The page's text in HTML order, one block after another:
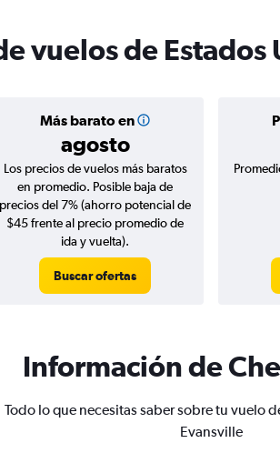
vuelos de Estados
Más barato en
agosto
Los precios de vuelos más baratos
en promedio. Posible baja de
precios del 7% (ahorro potencial de
$45 frente al precio promedio de
ida y vuelta).
Buscar ofertas
Información de
Todo lo que necesitas saber sobre tu vuelo
Evansville